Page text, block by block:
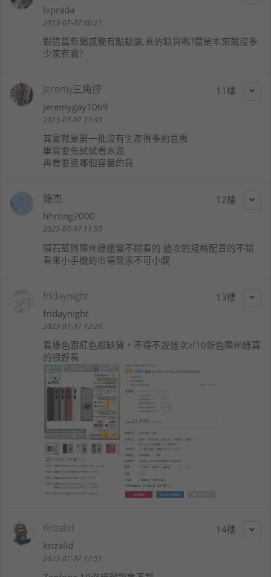
lvprada
2023-07-07 00:21
對這篇新聞感覺有點疑慮,真的缺貨嗎?還是本來就沒多
少家有賣?
11
Jeremy三角控
jeremygay1069
2023-07-07 11:45
其實就是第一批沒有生產很多的意思
畢竟要先試試看水溫
再看要追哪個容量的貨
12
龍杰
hhrong2000
2023-07-07 11:50
隕石藍與際州綠還蠻不錯看的 這次的規格配置的不錯
看來小手機的市場需求不可小覷
13
fridaynight
fridaynight
2023-07-07 12:26
看綠色跟紅色都缺貨，不得不說這次zf10新色際州綠真
的很好看
14
Krizalid
krizalid
2023-07-07 17:51